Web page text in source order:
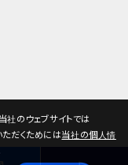
のウェブサイトでは
だくためには当社の個人情